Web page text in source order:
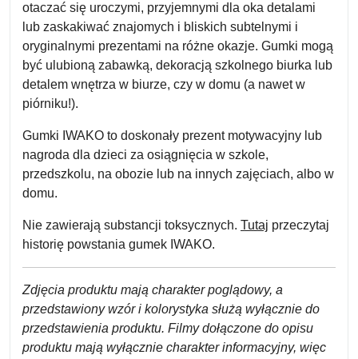
otaczać się uroczymi, przyjemnymi dla oka detalami
lub zaskakiwać znajomych i bliskich subtelnymi i
oryginalnymi prezentami na różne okazje. Gumki mogą
być ulubioną zabawką, dekoracją szkolnego biurka lub
detalem wnętrza w biurze, czy w domu (a nawet w
piórniku!).
Gumki IWAKO to doskonały prezent motywacyjny lub
nagroda dla dzieci za osiągnięcia w szkole,
przedszkolu, na obozie lub na innych zajęciach, albo w
domu.
Nie zawierają substancji toksycznych. Tutaj przeczytaj
historię powstania gumek IWAKO.
Zdjęcia produktu mają charakter poglądowy, a
przedstawiony wzór i kolorystyka służą wyłącznie do
przedstawienia produktu. Filmy dołączone do opisu
produktu mają wyłącznie charakter informacyjny, więc